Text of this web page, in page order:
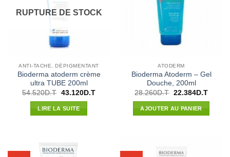
RUPTURE DE STOCK
ANTI-TACHE, DÉPIGMENTANT
Bioderma atoderm crème
ultra TUBE 200ml
54.520D.T Le
initial
était :
43.120D.TLe
LIRE LA SUITE
ATODERM
Bioderma Atoderm – Gel
Douche, 200ml
28.260D.T Le
initial
était :
22.384D.TLe
AJOUTER AU PANIER